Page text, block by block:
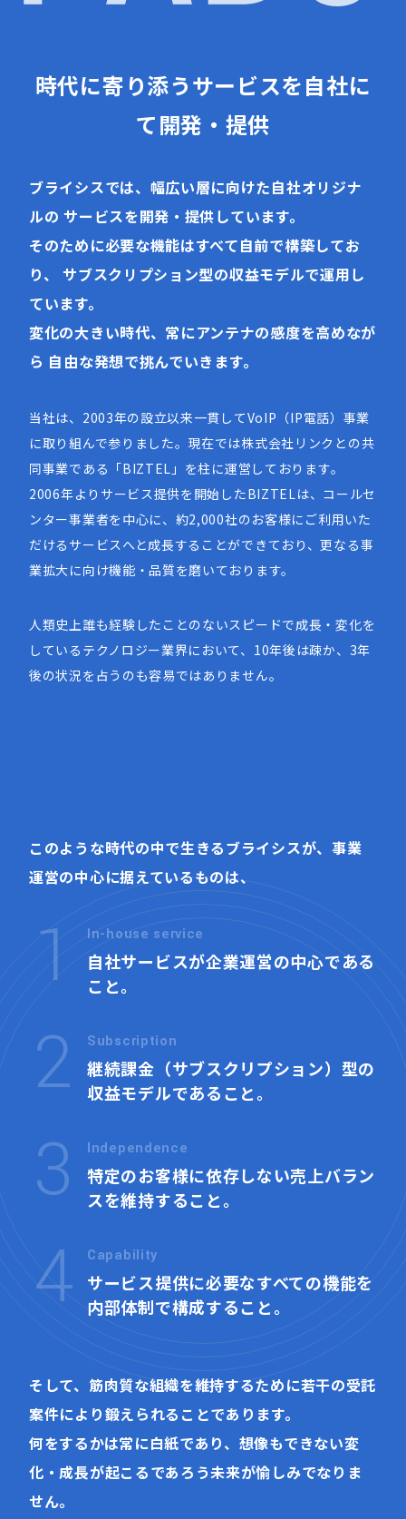
時代に寄り添うサービスを自社に
て開発・提供
ブライシスでは、幅広い層に向けた自社オリジナ
ルの サービスを開発・提供しています。
そのために必要な機能はすべて自前で構築してお
り、
サブスクリプション型の収益モデルで運用し
ています。
変化の大きい時代、常にアンテナの感度を高めなが
ら 自由な発想で挑んでいきます。
当社は、2003年の設立以来一貫してVoIP（IP電話）事業
に取り組んで参りました。現在では株式会社リンクとの共
同事業である「BIZTEL」を柱に運営しております。
2006年よりサービス提供を開始したBIZTELは、コールセ
ンター事業者を中心に、約2,000社のお客様にご利用いた
だけるサービスへと成長することができており、更なる事
業拡大に向け機能・品質を磨いております。
人類史上誰も経験したことのないスピードで成長・変化を
しているテクノロジー業界において、10年後は疎か、3年
後の状況を占うのも容易ではありません。
このような時代の中で生きるブライシスが、事業
運営の中心に据えているものは、
1 In-house service
自社サービスが企業運営の中心である
こと。
2 Subscription
継続課金（サブスクリプション）型の
収益モデルであること。
3 Independence
特定のお客様に依存しない売上バラン
スを維持すること。
4 Capability
サービス提供に必要なすべての機能を
内部体制で構成すること。
そして、筋肉質な組織を維持するために若干の受託
案件により鍛えられることであります。
何をするかは常に白紙であり、想像もできない変
化・成長が起こるであろう未来が愉しみでなりま
せん。